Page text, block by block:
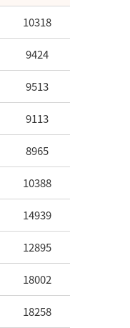
10318
9424
9513
9113
8965
10388
14939
12895
18002
18258